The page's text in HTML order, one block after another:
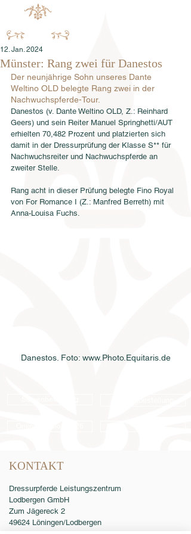
Münster: Rang zwei für Danestos
12. Jan. 2024
Der neunjährige Sohn unseres Dante
Weltino OLD belegte Rang zwei in der
Nachwuchspferde-Tour.
Danestos (v. Dante Weltino OLD, Z.: Reinhard
Geers) und sein Reiter Manuel Springhetti/AUT
erhielten 70,482 Prozent und platzierten sich
damit in der Dressurprüfung der Klasse S** für
Nachwuchsreiter und Nachwuchspferde an
zweiter Stelle.
Rang acht in dieser Prüfung belegte Fino Royal
von For Romance I (Z.: Manfred Berreth) mit
Anna-Louisa Fuchs.
Danestos. Foto: www.Photo.Equitaris.de
KONTAKT
Dressurpferde Leistungszentrum
Lodbergen GmbH
Zum Jägereck 2
49624 Löningen/Lodbergen